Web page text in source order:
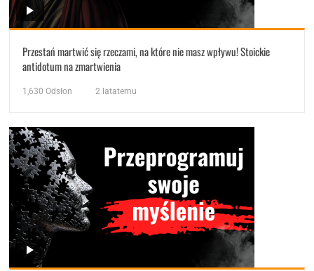
Przestań martwić się rzeczami, na które nie masz wpływu! Stoickie
antidotum na zmartwienia
1,630 Odsłon 2 latatemu